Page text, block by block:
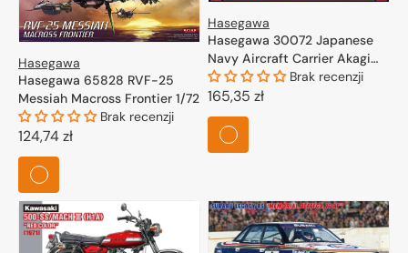
Hasegawa
Hasegawa 65828 RVF-25
Messiah Macross Frontier 1/72
Brak recenzji
Cena
regularna
124,74 zł
Hasegawa
Hasegawa 30072 Japanese
Navy Aircraft Carrier Akagi
"Three Flight Deck" w/
Carrier-Based Aircraft Set
Brak recenzji
Cena
regularna
165,35 zł